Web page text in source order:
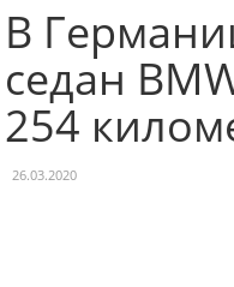
В
седан
254
26.03.2020